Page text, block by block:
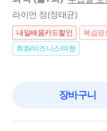
라이언 정(정태균)
내일배움카드할인 복습영
회화/비즈니스/여행
장바구니